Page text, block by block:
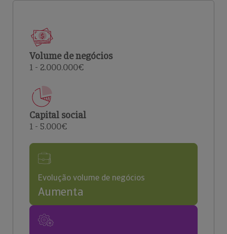
Volume de negócios
1 - 2.000.000€
Capital social
1 - 5.000€
Evolução volume de negócios
Aumenta